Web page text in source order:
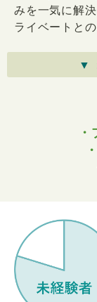
みを一気に解
ライベートと
▼